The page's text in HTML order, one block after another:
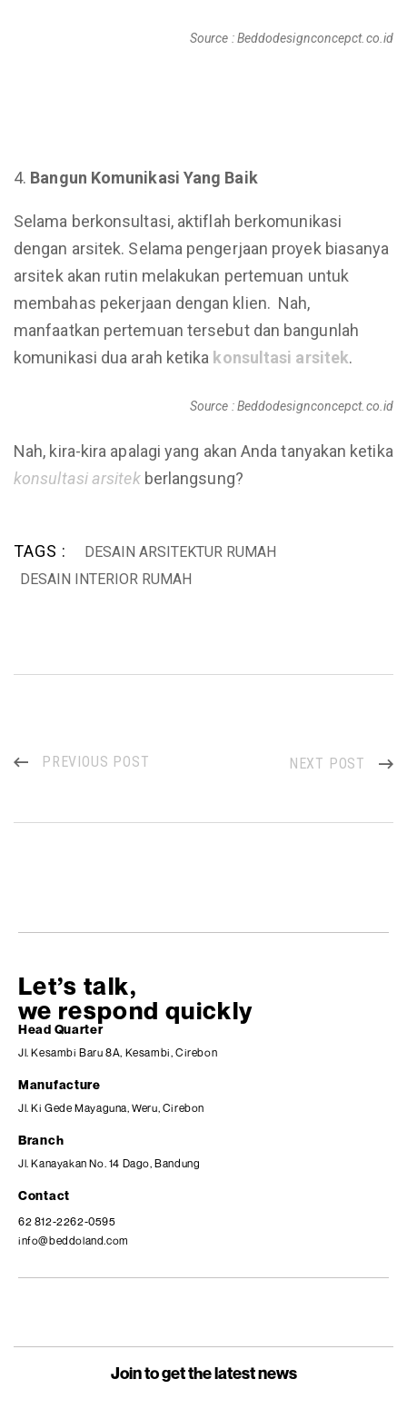
Source : Beddodesignconcepct.co.id
Bangun Komunikasi Yang Baik
Selama berkonsultasi, aktiflah berkomunikasi
dengan arsitek. Selama pengerjaan proyek biasanya
arsitek akan rutin melakukan pertemuan untuk
membahas pekerjaan dengan klien. Nah,
manfaatkan pertemuan tersebut dan bangunlah
komunikasi dua arah ketika konsultasi arsitek.
Source : Beddodesignconcepct.co.id
Nah, kira-kira apalagi yang akan Anda tanyakan ketika
konsultasi arsitekberlangsung?
TAGS :
DESAIN ARSITEKTUR RUMAH
DESAIN INTERIOR RUMAH
PREVIOUS POST NEXT POST
Let’s talk,
we respond quickly
Head Quarter
Jl. Kesambi Baru 8A, Kesambi, Cirebon
Manufacture
Jl. Ki Gede Mayaguna, Weru, Cirebon
Branch
Jl. Kanayakan No. 14 Dago, Bandung
Contact
62 812-2262-0595
info@beddoland.com
Join to get the latest news